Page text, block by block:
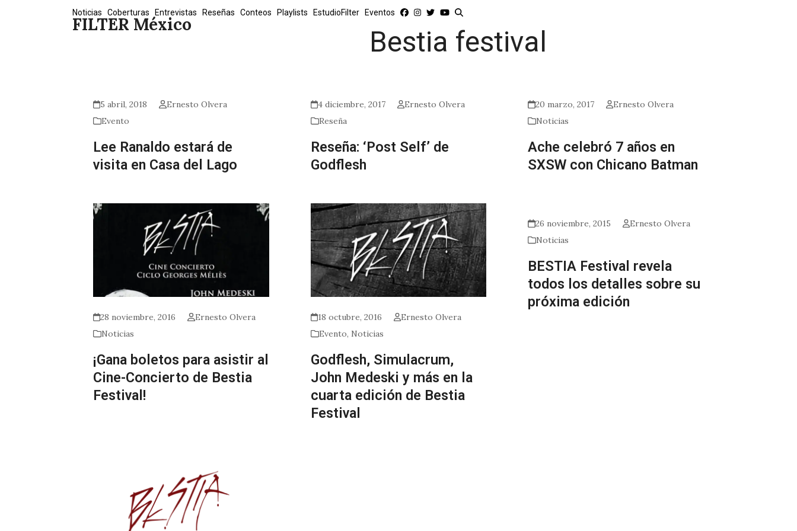
FILTER México
Noticias Coberturas Entrevistas Reseñas Conteos Playlists EstudioFilter Eventos
Bestia festival
5 abril, 2018
Ernesto Olvera
Evento
Lee Ranaldo estará de
visita en Casa del Lago
4 diciembre, 2017
Ernesto Olvera
Reseña
Reseña: ‘Post Self’ de
Godflesh
20 marzo, 2017
Ernesto Olvera
Noticias
Ache celebró 7 años en
SXSW con Chicano Batman
28 noviembre, 2016
Ernesto Olvera
Noticias
¡Gana boletos para asistir al
Cine-Concierto de Bestia
Festival!
18 octubre, 2016
Ernesto Olvera
Evento, Noticias
Godflesh, Simulacrum,
John Medeski y más en la
cuarta edición de Bestia
Festival
26 noviembre, 2015
Ernesto Olvera
Noticias
BESTIA Festival revela
todos los detalles sobre su
próxima edición